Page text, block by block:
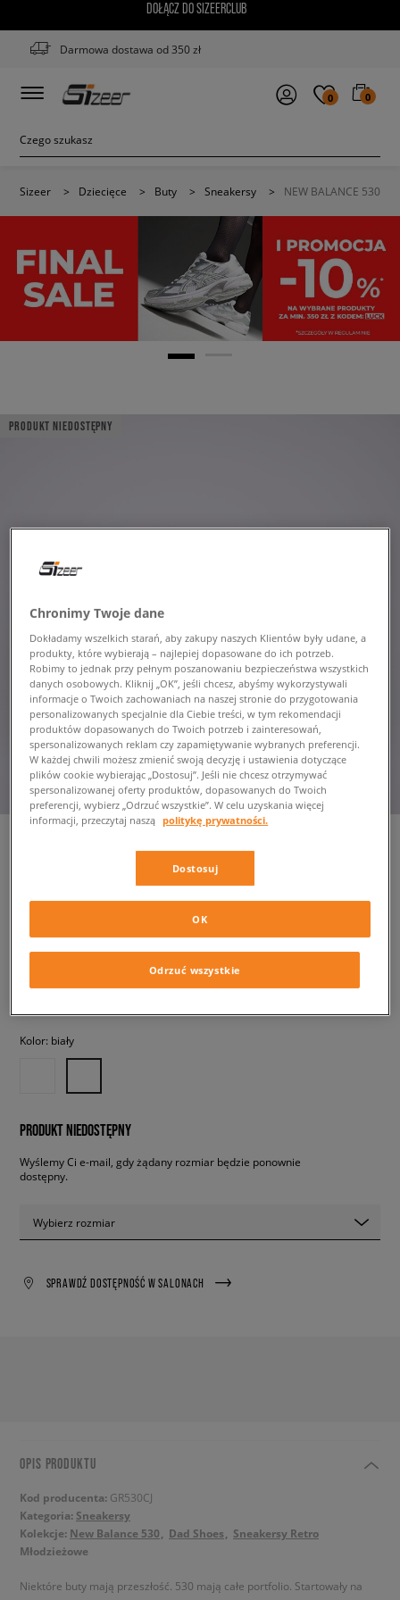
DOŁĄCZ DO SIZEERCLUB
Darmowa dostawa od 350 zł
0 0
Sizeer > Dziecięce > Buty > Sneakersy > NEW BALANCE 530
PRODUKT NIEDOSTĘPNY
dziecięce, sneakersy
269,99 zł
Kolor: biały
PRODUKT NIEDOSTĘPNY
Wyślemy Ci e-mail, gdy żądany rozmiar będzie ponownie
dostępny.
Wybierz rozmiar
SPRAWDŹ DOSTĘPNOŚĆ W SALONACH
OPIS PRODUKTU
Kod producenta: GR530CJ
Kategoria: Sneakersy
Kolekcje: New Balance 530 Dad Shoes
Sneakersy Retro
Młodzieżowe
Niektóre buty mają przeszłość. 530 mają całe portfolio. Startowały na
Chronimy Twoje dane
Dokładamy wszelkich starań, aby zakupy naszych Klientów były udane, a
produkty, które wybierają – najlepiej dopasowane do ich potrzeb.
Robimy to jednak przy pełnym poszanowaniu bezpieczeństwa wszystkich
danych osobowych. Kliknij „OK”, jeśli chcesz, abyśmy wykorzystywali
informacje o Twoich zachowaniach na naszej stronie do przygotowania
personalizowanych specjalnie dla Ciebie treści, w tym rekomendacji
produktów dopasowanych do Twoich potrzeb i zainteresowań,
spersonalizowanych reklam czy zapamiętywanie wybranych preferencji.
W każdej chwili możesz zmienić swoją decyzję i ustawienia dotyczące
plików cookie wybierając „Dostosuj”. Jeśli nie chcesz otrzymywać
spersonalizowanej oferty produktów, dopasowanych do Twoich
preferencji, wybierz „Odrzuć wszystkie”. W celu uzyskania więcej
informacji, przeczytaj naszą politykę prywatności.
Dostosuj
Odrzuć wszystkie
OK